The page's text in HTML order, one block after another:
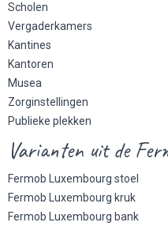
Scholen
Vergaderkamers
Kantines
Kantoren
Musea
Zorginstellingen
Publieke plekken
Varianten uit de
Fermob Luxembourg stoel
Fermob Luxembourg kruk
Fermob Luxembourg bank